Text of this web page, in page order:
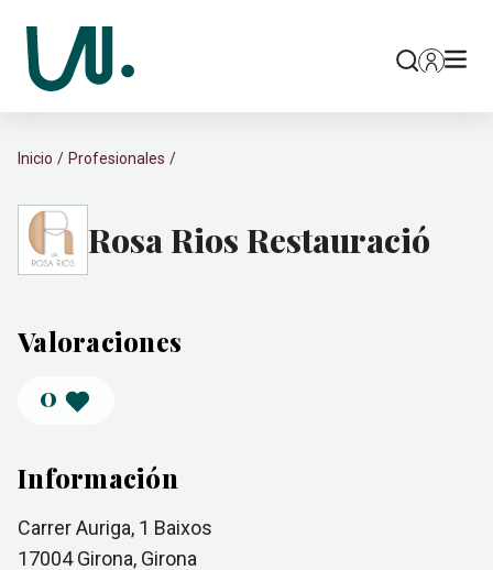
Inicio Profesionales
Rosa Rios Restauració
Valoraciones
0
Información
Carrer Auriga, 1 Baixos
17004 Girona, Girona